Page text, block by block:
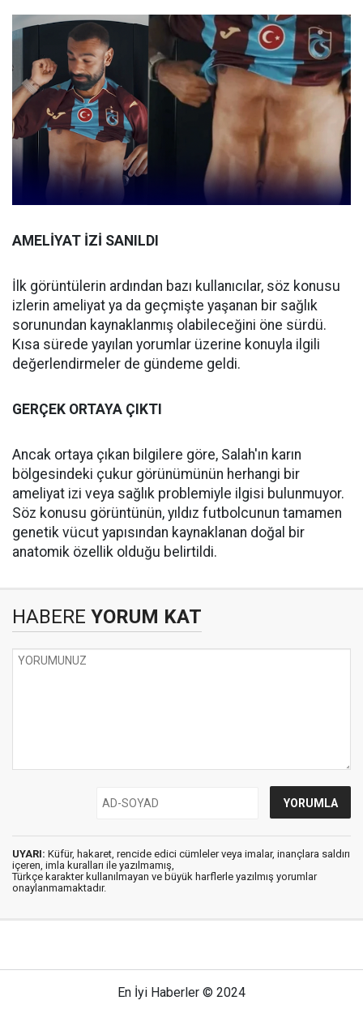
AMELİYAT İZİ SANILDI
İlk görüntülerin ardından bazı kullanıcılar, söz konusu
izlerin ameliyat ya da geçmişte yaşanan bir sağlık
sorunundan kaynaklanmış olabileceğini öne sürdü.
Kısa sürede yayılan yorumlar üzerine konuyla ilgili
değerlendirmeler de gündeme geldi.
GERÇEK ORTAYA ÇIKTI
Ancak ortaya çıkan bilgilere göre, Salah'ın karın
bölgesindeki çukur görünümünün herhangi bir
ameliyat izi veya sağlık problemiyle ilgisi bulunmuyor.
Söz konusu görüntünün, yıldız futbolcunun tamamen
genetik vücut yapısından kaynaklanan doğal bir
anatomik özellik olduğu belirtildi.
HABERE YORUM KAT
UYARI: Küfür, hakaret, rencide edici cümleler veya imalar, inançlara saldırı
içeren, imla kuralları ile yazılmamış,
Türkçe karakter kullanılmayan ve büyük harflerle yazılmış yorumlar
onaylanmamaktadır.
En İyi Haberler © 2024